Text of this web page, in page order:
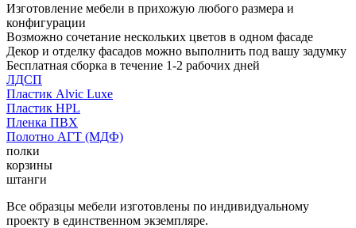
Изготовление мебели в прихожую любого размера и
конфигурации
Возможно сочетание нескольких цветов в одном фасаде
Декор и отделку фасадов можно выполнить под вашу задумку
Бесплатная сборка в течение 1-2 рабочих дней
ЛДСП
Пластик Alvic Luxe
Пластик HPL
Пленка ПВХ
Полотно АГТ (МДФ)
полки
корзины
штанги
Все образцы мебели изготовлены по индивидуальному
проекту в единственном экземпляре.